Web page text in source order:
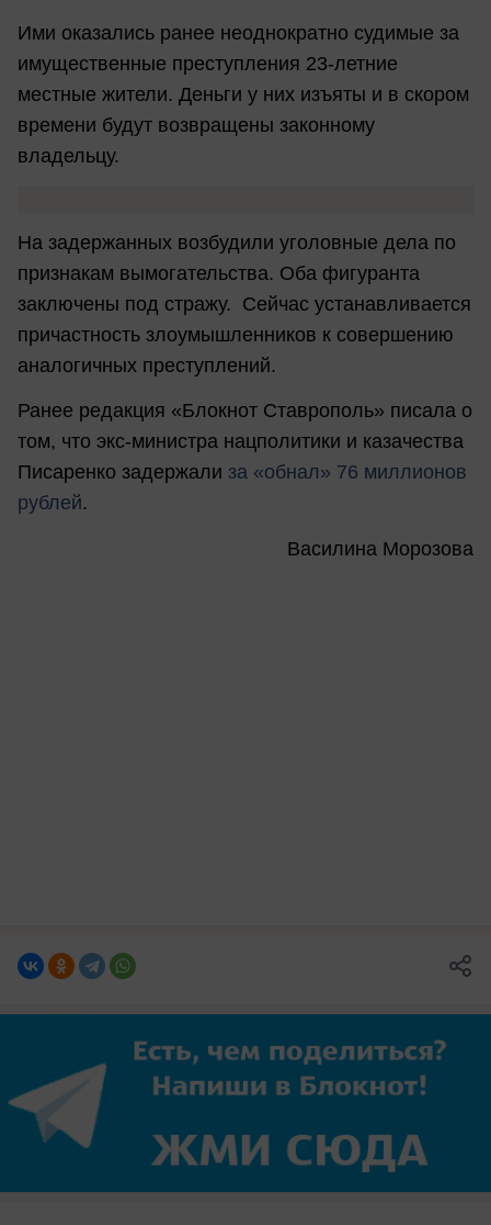
Ими оказались ранее неоднократно судимые за
имущественные преступления 23-летние
местные жители. Деньги у них изъяты и в скором
времени будут возвращены законному
владельцу.
На задержанных возбудили уголовные дела по
признакам вымогательства. Оба фигуранта
заключены под стражу. Сейчас устанавливается
причастность злоумышленников к совершению
аналогичных преступлений.
Ранее редакция «Блокнот Ставрополь» писала о
том, что экс-министра нацполитики и казачества
Писаренко задержали за «обнал» 76 миллионов
рублей.
Василина Морозова